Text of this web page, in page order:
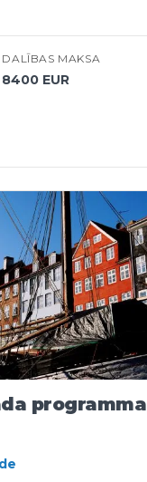
DALĪBAS MAKSA
8400 EUR
programma